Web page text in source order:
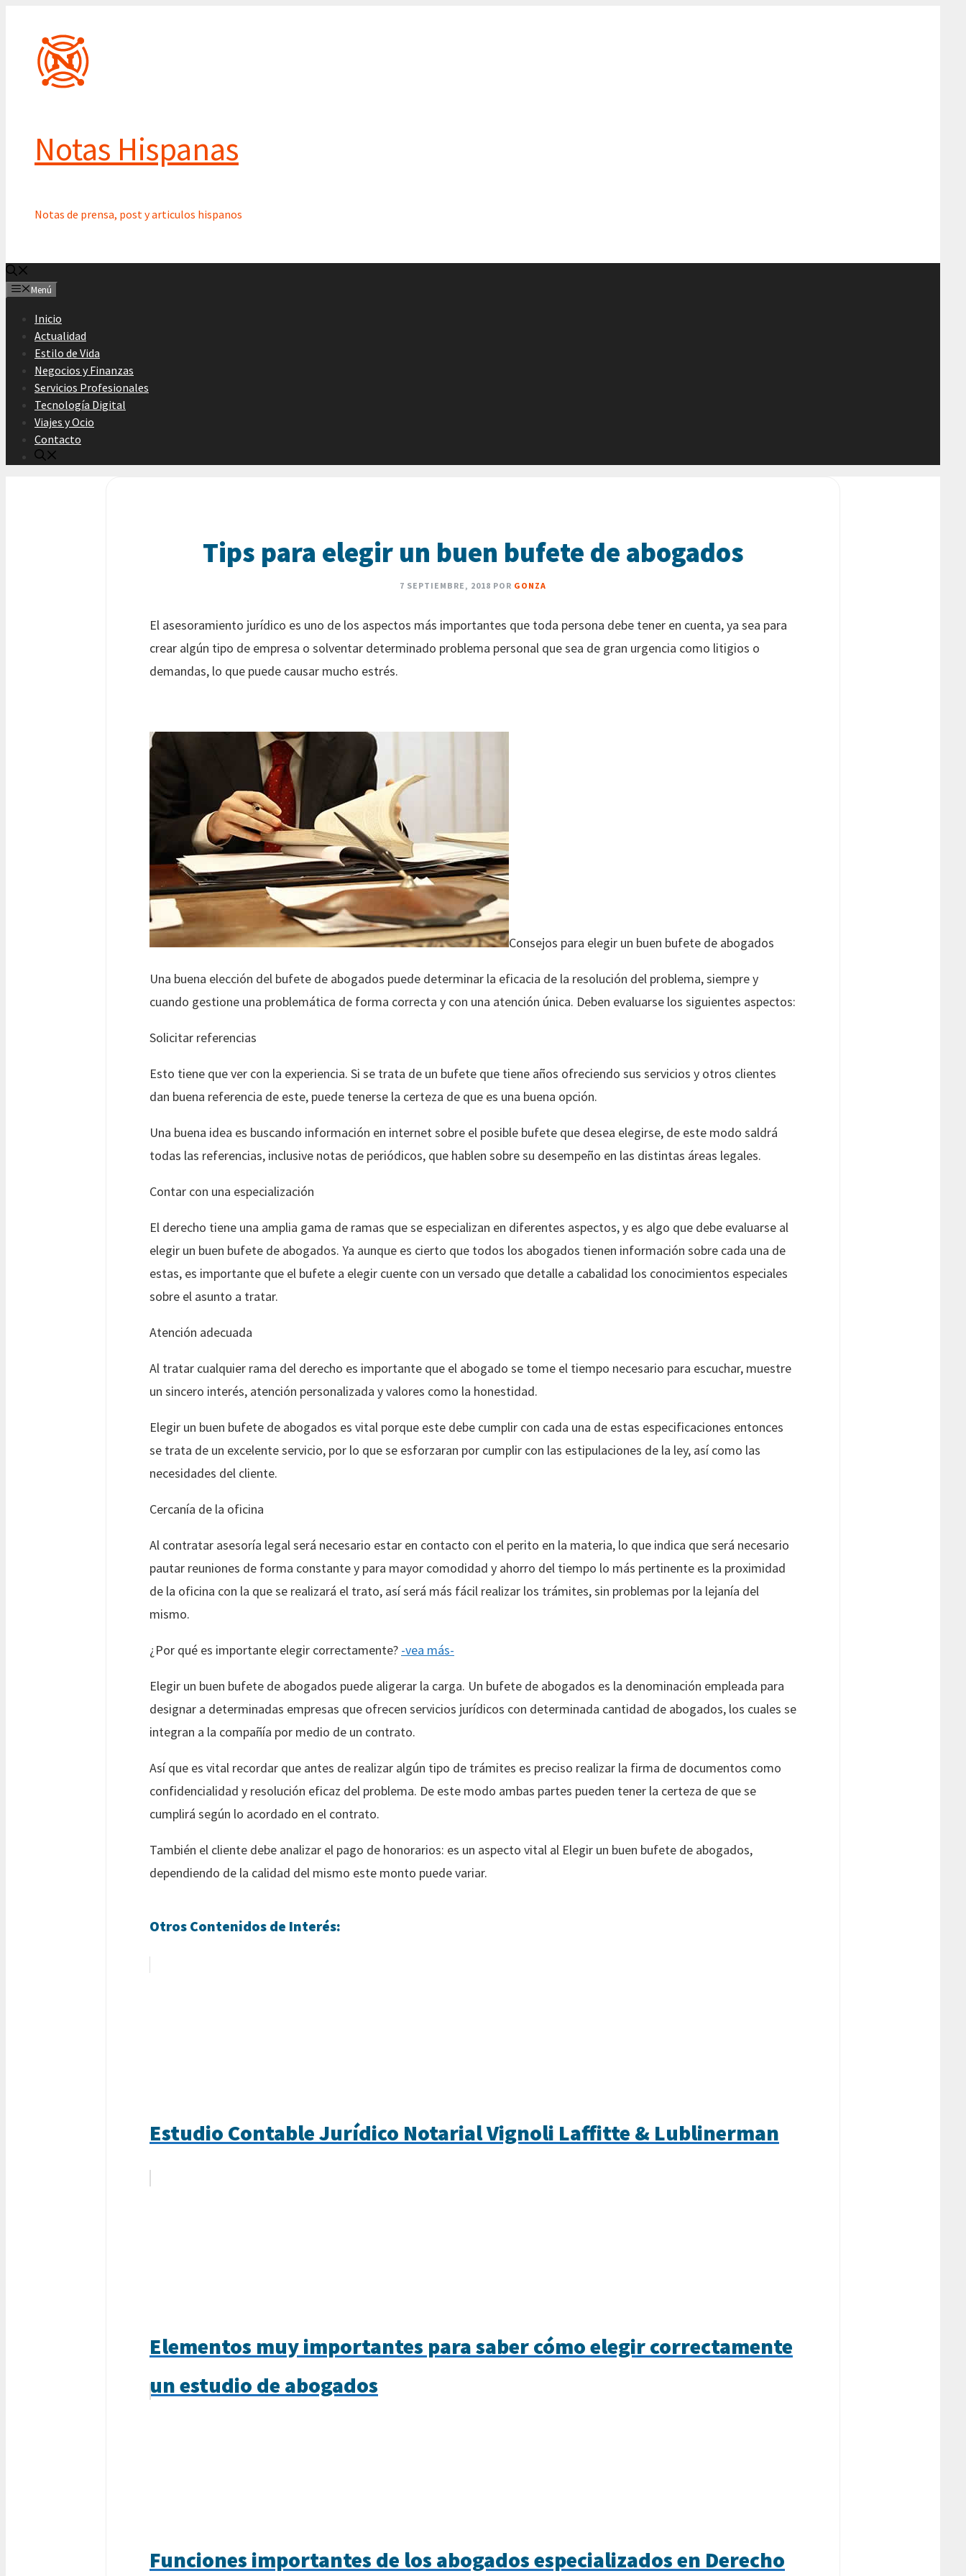
contenido
Notas Hispanas
Notas de prensa, post y articulos hispanos
Menú
Inicio
Actualidad
Estilo de Vida
Negocios y Finanzas
Servicios Profesionales
Tecnología Digital
Viajes y Ocio
Contacto
Tips para elegir un buen bufete de abogados
7 SEPTIEMBRE, 2018 POR GONZA
El asesoramiento jurídico es uno de los aspectos más importantes que toda persona debe tener en cuenta, ya sea para
crear algún tipo de empresa o solventar determinado problema personal que sea de gran urgencia como litigios o
demandas, lo que puede causar mucho estrés.
Consejos para elegir un buen bufete de abogados
Una buena elección del bufete de abogados puede determinar la eficacia de la resolución del problema, siempre y
cuando gestione una problemática de forma correcta y con una atención única. Deben evaluarse los siguientes aspectos:
Solicitar referencias
Esto tiene que ver con la experiencia. Si se trata de un bufete que tiene años ofreciendo sus servicios y otros clientes
dan buena referencia de este, puede tenerse la certeza de que es una buena opción.
Una buena idea es buscando información en internet sobre el posible bufete que desea elegirse, de este modo saldrá
todas las referencias, inclusive notas de periódicos, que hablen sobre su desempeño en las distintas áreas legales.
Contar con una especialización
El derecho tiene una amplia gama de ramas que se especializan en diferentes aspectos, y es algo que debe evaluarse al
elegir un buen bufete de abogados. Ya aunque es cierto que todos los abogados tienen información sobre cada una de
estas, es importante que el bufete a elegir cuente con un versado que detalle a cabalidad los conocimientos especiales
sobre el asunto a tratar.
Atención adecuada
Al tratar cualquier rama del derecho es importante que el abogado se tome el tiempo necesario para escuchar, muestre
un sincero interés, atención personalizada y valores como la honestidad.
Elegir un buen bufete de abogados es vital porque este debe cumplir con cada una de estas especificaciones entonces
se trata de un excelente servicio, por lo que se esforzaran por cumplir con las estipulaciones de la ley, así como las
necesidades del cliente.
Cercanía de la oficina
Al contratar asesoría legal será necesario estar en contacto con el perito en la materia, lo que indica que será necesario
pautar reuniones de forma constante y para mayor comodidad y ahorro del tiempo lo más pertinente es la proximidad
de la oficina con la que se realizará el trato, así será más fácil realizar los trámites, sin problemas por la lejanía del
mismo.
¿Por qué es importante elegir correctamente? -vea más-
Elegir un buen bufete de abogados puede aligerar la carga. Un bufete de abogados es la denominación empleada para
designar a determinadas empresas que ofrecen servicios jurídicos con determinada cantidad de abogados, los cuales se
integran a la compañía por medio de un contrato.
Así que es vital recordar que antes de realizar algún tipo de trámites es preciso realizar la firma de documentos como
confidencialidad y resolución eficaz del problema. De este modo ambas partes pueden tener la certeza de que se
cumplirá según lo acordado en el contrato.
También el cliente debe analizar el pago de honorarios: es un aspecto vital al Elegir un buen bufete de abogados,
dependiendo de la calidad del mismo este monto puede variar.
Otros Contenidos de Interés:
Estudio Contable Jurídico Notarial Vignoli Laffitte & Lublinerman
Elementos muy importantes para saber cómo elegir correctamente
un estudio de abogados
Funciones importantes de los abogados especializados en Derecho